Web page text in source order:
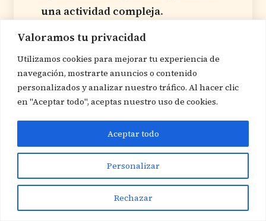
Valoramos tu privacidad
Utilizamos cookies para mejorar tu experiencia de
navegación, mostrarte anuncios o contenido
personalizados y analizar nuestro tráfico. Al hacer clic
en "Aceptar todo", aceptas nuestro uso de cookies.
Personalizar
Rechazar
Aceptar todo
¡Hola!
por WhatsApp
una actividad compleja.
El riesgo: que el campo se
vacíe sin hacerse más fuerte
Hasta aquí, el proceso puede
parecer casi automático: sube la
productividad, baja el empleo
agrícola, aparecen mejores trabajos
fuera del campo. Pero esto no
siempre es tan limpio. A finales de